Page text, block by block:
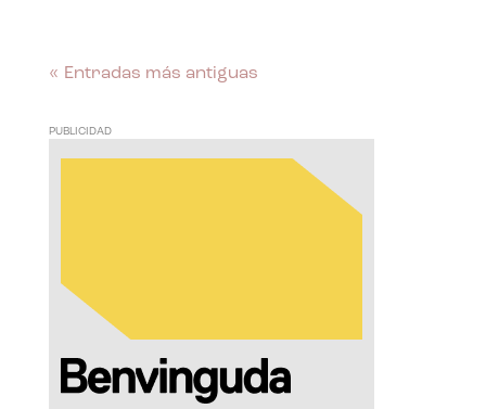
« Entradas más antiguas
PUBLICIDAD